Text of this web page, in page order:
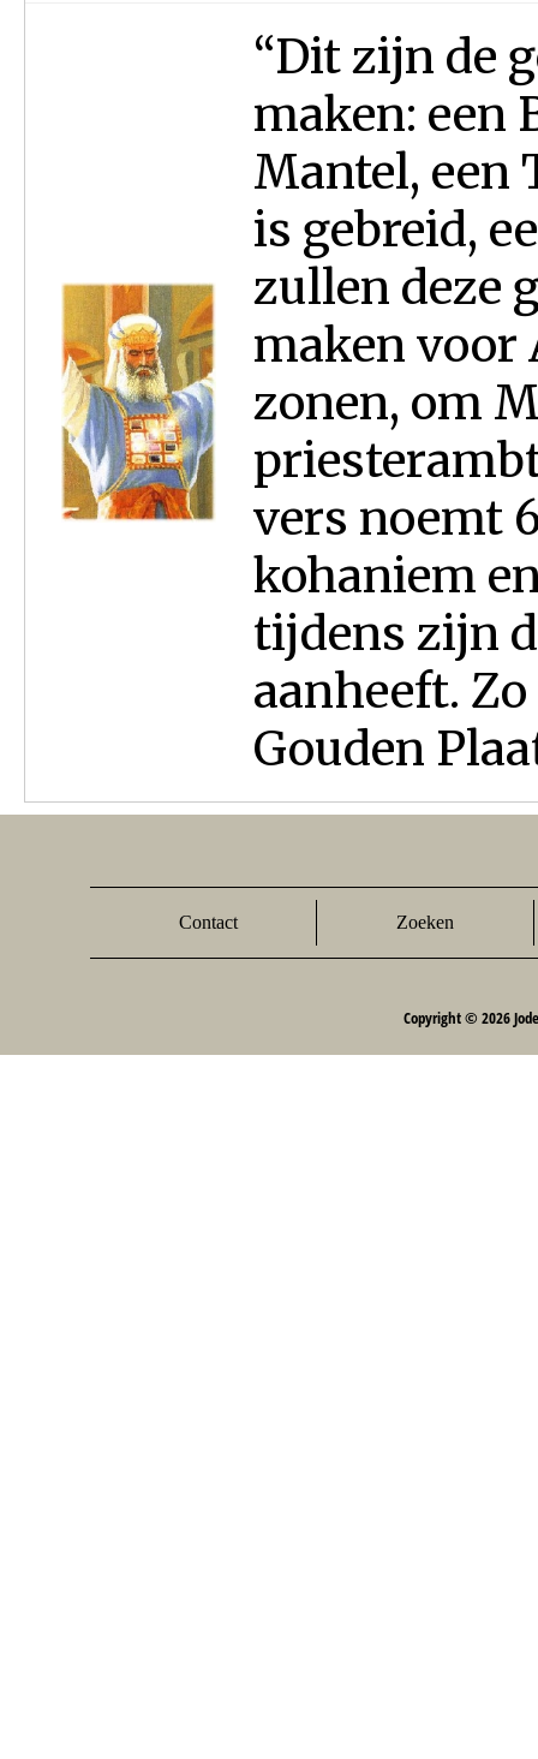
“Dit zijn de
maken: een
Mantel, een
is gebreid,
zullen deze
maken voor
zonen, om
vers noemt
kohaniem
tijdens zijn
aanheeft.
Gouden
Contact Zoeken
Copyright © 2026